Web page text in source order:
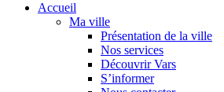
Accueil
Ma ville
Présentation de la ville
Nos services
Découvrir Vars
S’informer